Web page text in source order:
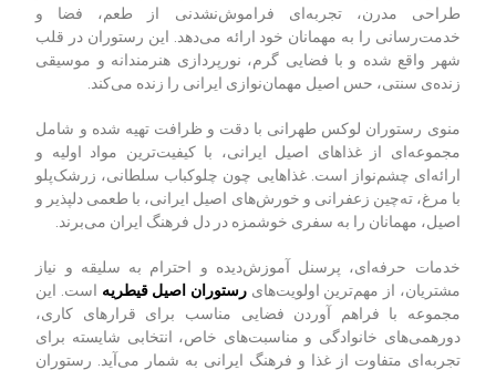
طراحی مدرن، تجربه‌ای فراموش‌نشدنی از طعم، فضا و
خدمت‌رسانی را به مهمانان خود ارائه می‌دهد. این رستوران در قلب
شهر واقع شده و با فضایی گرم، نورپردازی هنرمندانه و موسیقی
زنده‌ی سنتی، حس اصیل مهمان‌نوازی ایرانی را زنده می‌کند.
منوی رستوران لوکس طهرانی با دقت و ظرافت تهیه شده و شامل
مجموعه‌ای از غذاهای اصیل ایرانی، با کیفیت‌ترین مواد اولیه و
ارائه‌ای چشم‌نواز است. غذاهایی چون چلوکباب سلطانی، زرشک‌پلو
با مرغ، ته‌چین زعفرانی و خورش‌های اصیل ایرانی، با طعمی دلپذیر و
اصیل، مهمانان را به سفری خوشمزه در دل فرهنگ ایران می‌برند.
خدمات حرفه‌ای، پرسنل آموزش‌دیده و احترام به سلیقه و نیاز
مشتریان، از مهم‌ترین اولویت‌های رستوران اصیل قیطریه است. این
مجموعه با فراهم آوردن فضایی مناسب برای قرارهای کاری،
دورهمی‌های خانوادگی و مناسبت‌های خاص، انتخابی شایسته برای
تجربه‌ای متفاوت از غذا و فرهنگ ایرانی به شمار می‌آید. رستوران